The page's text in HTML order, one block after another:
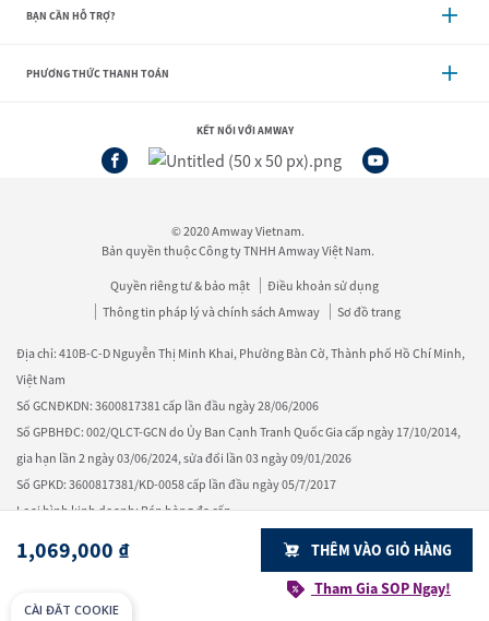
1,069,000 ₫
THÊM VÀO GIỎ HÀNG
Tham Gia SOP Ngay!
BẠN CẦN HỖ TRỢ?
PHƯƠNG THỨC THANH TOÁN
KẾT NỐI VỚI AMWAY
© 2020 Amway Vietnam.
Bản quyền thuộc Công ty TNHH Amway Việt Nam.
Quyền riêng tư & bảo mật
Điều khoản sử dụng
Thông tin pháp lý và chính sách Amway
Sơ đồ trang
Địa chỉ: 410B-C-D Nguyễn Thị Minh Khai, Phường Bàn Cờ, Thành phố Hồ Chí Minh,
Việt Nam
Số GCNĐKDN: 3600817381 cấp lần đầu ngày 28/06/2006
Số GPBHĐC: 002/QLCT-GCN do Ủy Ban Cạnh Tranh Quốc Gia cấp ngày 17/10/2014,
gia hạn lần 2 ngày 03/06/2024, sửa đổi lần 03 ngày 09/01/2026
Số GPKD: 3600817381/KD-0058 cấp lần đầu ngày 05/7/2017
Loại hình kinh doanh: Bán hàng đa cấp
CÀI ĐẶT COOKIE